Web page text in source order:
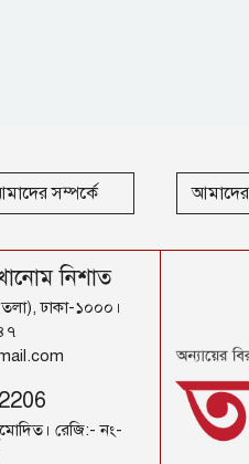
সম্পর্কে
নিশাত
ঢাকা-১০০০।
রেজি:- নং-